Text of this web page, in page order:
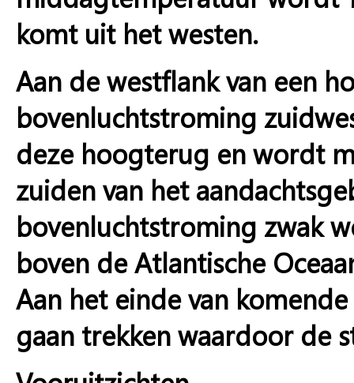
komt uit het westen.
Aan de westflank van een
bovenluchtstroming
deze hoogterug en wordt
zuiden van het
bovenluchtstroming zwak
boven de Atlantische
Aan het einde van
gaan trekken waardoor de